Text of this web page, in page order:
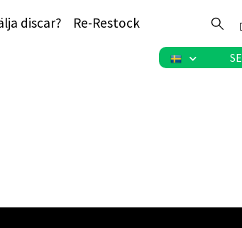
discar? Re-Restock